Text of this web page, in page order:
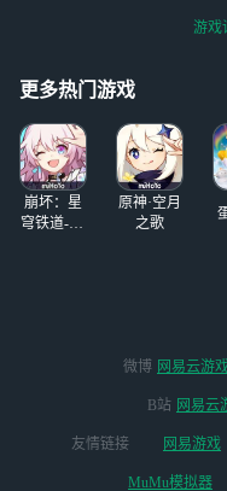
在游戏中玩家
通过养成优俊
来让自己的队
游戏的核心玩
官方下来不少
夫。优俊少女
成时
游戏
更多热门游戏
崩坏：星
穹铁道-4.4
原神·空月
之歌
微博 网易云游
B站 网易云
友情链接 网易游戏
MuMu模拟器